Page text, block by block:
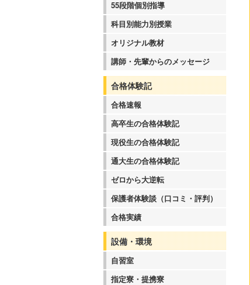
55段階個別指導
科目別能力別授業
オリジナル教材
講師・先輩からのメッセージ
合格体験記
合格速報
高卒生の合格体験記
現役生の合格体験記
通大生の合格体験記
ゼロから大逆転
保護者体験談（口コミ・評判）
合格実績
設備・環境
自習室
指定寮・提携寮